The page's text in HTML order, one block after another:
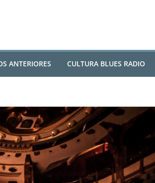
ANTERIORES CULTURA BLUES RADIO